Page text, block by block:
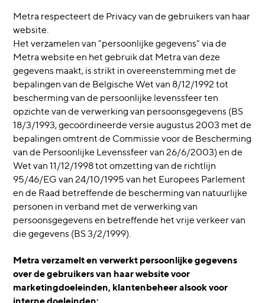
Metra respecteert de Privacy van de gebruikers van haar
website.
Het verzamelen van "persoonlijke gegevens" via de
Metra website en het gebruik dat Metra van deze
gegevens maakt, is strikt in overeenstemming met de
bepalingen van de Belgische Wet van 8/12/1992 tot
bescherming van de persoonlijke levenssfeer ten
opzichte van de verwerking van persoonsgegevens (BS
18/3/1993, gecoördineerde versie augustus 2003 met de
bepalingen omtrent de Commissie voor de Bescherming
van de Persoonlijke Levenssfeer van 26/6/2003) en de
Wet van 11/12/1998 tot omzetting van de richtlijn
95/46/EG van 24/10/1995 van het Europees Parlement
en de Raad betreffende de bescherming van natuurlijke
personen in verband met de verwerking van
persoonsgegevens en betreffende het vrije verkeer van
die gegevens (BS 3/2/1999).
Metra verzamelt en verwerkt persoonlijke gegevens
over de gebruikers van haar website voor
marketingdoeleinden, klantenbeheer alsook voor
interne doeleinden: